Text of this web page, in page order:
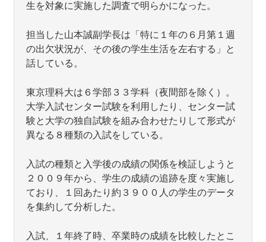
生を対象に実施した調査で明らかになった。
担当した山本誠副学長は「特に１年の６月第１週
の出欠状況が、その後の学生生活を左右する」と
話している。
東京理科大は６学部３３学科（夜間部を除く）。
大学入試センター試験を利用したり、センター試
験と大学の独自試験を組み合わせたりして形式が
異なる８種類の入試をしている。
入試の種類と入学後の成績の関係を検証しようと
２００９年から、学生の成績の追跡を度々実施し
ており、１回あたり約３９００人の学生のデータ
を集約して分析した。
入試、１年終了時、卒業時の成績を比較したとこ